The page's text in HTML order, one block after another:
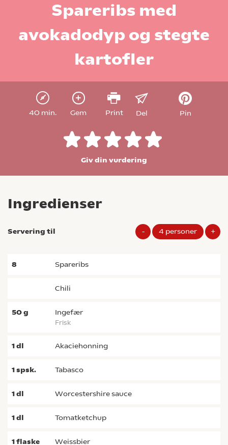
Spareribs med
avokadodyp og stegte
kartofler
40 min. Gem Print Del Pin
Giv din vurdering
Ingredienser
Servering til - 4 personer +
8 Spareribs
chili
50g ingefær
frisk
1dl akaciehonning
1spsk. tabasco
1dl worcestershire sauce
1dl tomatketchup
1flaske Weissbier